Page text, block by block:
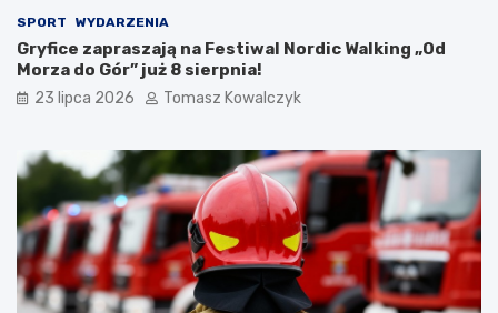
SPORT WYDARZENIA
Gryfice zapraszają na Festiwal Nordic Walking „Od
Morza do Gór” już 8 sierpnia!
23 lipca 2026 Tomasz Kowalczyk